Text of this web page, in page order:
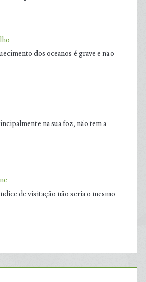
dos oceanos é grave e não
na sua foz, não tem a
de visitação não seria o mesmo